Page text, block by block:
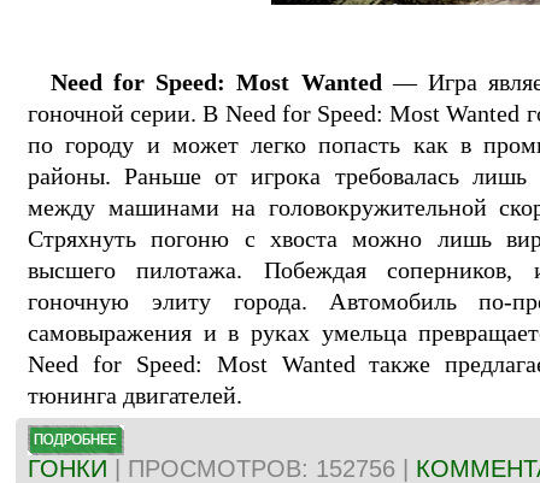
Need for Speed: Most Wanted — Игра
гоночной серии. В Need for Speed: Most Wanted
по городу и может легко попасть как в
районы. Раньше от игрока требовалась лишь
между машинами на головокружительной
Стряхнуть погоню с хвоста можно лишь
высшего пилотажа. Побеждая соперников,
гоночную элиту города. Автомобиль по-
самовыражения и в руках умельца
Need for Speed: Most Wanted также
тюнинга двигателей.
ГОНКИ | ПРОСМОТРОВ: 152756 |